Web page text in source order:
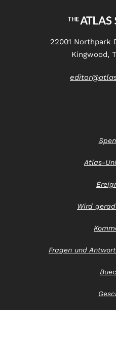
22001 Northpark
Kingwood,
Atlas-
Wird
Fragen und